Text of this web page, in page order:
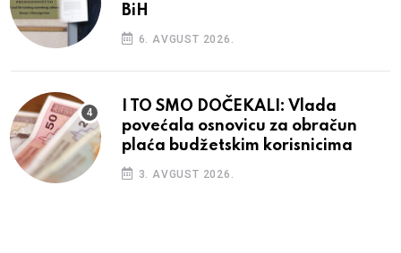
BiH
6. AVGUST 2026.
I TO SMO DOČEKALI: Vlada
povećala osnovicu za obračun
plaća budžetskim korisnicima
3. AVGUST 2026.